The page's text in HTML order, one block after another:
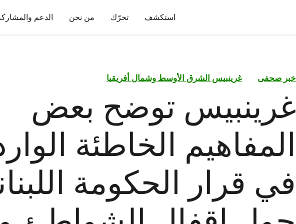
استكشف تحرّك من نحن الدعم
خبر صحفى غرينبيس الشرق الأوسط وشمال أفريقيا
غرينبيس توضح بعض
المفاهيم الخاطئة
في قرار الحكومة